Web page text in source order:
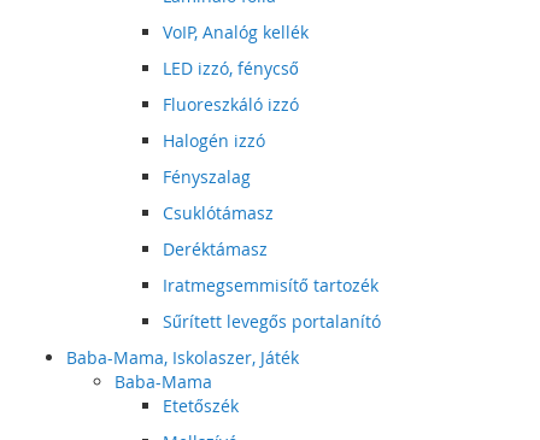
VoIP, Analóg kellék
LED izzó, fénycső
Fluoreszkáló izzó
Halogén izzó
Fényszalag
Csuklótámasz
Deréktámasz
Iratmegsemmisítő tartozék
Sűrített levegős portalanító
Baba-Mama, Iskolaszer, Játék
Baba-Mama
Etetőszék